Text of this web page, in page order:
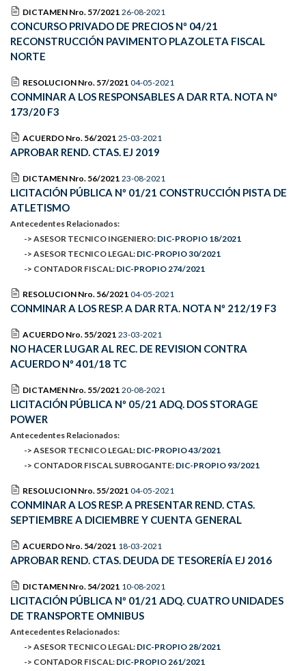
DICTAMEN Nro. 57/2021 26-08-2021
CONCURSO PRIVADO DE PRECIOS Nº 04/21
RECONSTRUCCIÓN PAVIMENTO PLAZOLETA FISCAL
NORTE
RESOLUCION Nro. 57/2021 04-05-2021
CONMINAR A LOS RESPONSABLES A DAR RTA. NOTA Nº
173/20 F3
ACUERDO Nro. 56/2021 25-03-2021
APROBAR REND. CTAS. EJ 2019
DICTAMEN Nro. 56/2021 23-08-2021
LICITACIÓN PÚBLICA Nº 01/21 CONSTRUCCIÓN PISTA DE
ATLETISMO
Antecedentes Relacionados:
-> ASESOR TECNICO INGENIERO: DIC-PROPIO 18/2021
-> ASESOR TECNICO LEGAL: DIC-PROPIO 30/2021
-> CONTADOR FISCAL: DIC-PROPIO 274/2021
RESOLUCION Nro. 56/2021 04-05-2021
CONMINAR A LOS RESP. A DAR RTA. NOTA Nº 212/19 F3
ACUERDO Nro. 55/2021 23-03-2021
NO HACER LUGAR AL REC. DE REVISION CONTRA
ACUERDO Nº 401/18 TC
DICTAMEN Nro. 55/2021 20-08-2021
LICITACIÓN PÚBLICA Nº 05/21 ADQ. DOS STORAGE
POWER
Antecedentes Relacionados:
-> ASESOR TECNICO LEGAL: DIC-PROPIO 43/2021
-> CONTADOR FISCAL SUBROGANTE: DIC-PROPIO 93/2021
RESOLUCION Nro. 55/2021 04-05-2021
CONMINAR A LOS RESP. A PRESENTAR REND. CTAS.
SEPTIEMBRE A DICIEMBRE Y CUENTA GENERAL
ACUERDO Nro. 54/2021 18-03-2021
APROBAR REND. CTAS. DEUDA DE TESORERÍA EJ 2016
DICTAMEN Nro. 54/2021 10-08-2021
LICITACIÓN PÚBLICA Nº 01/21 ADQ. CUATRO UNIDADES
DE TRANSPORTE OMNIBUS
Antecedentes Relacionados:
-> ASESOR TECNICO LEGAL: DIC-PROPIO 28/2021
-> CONTADOR FISCAL: DIC-PROPIO 261/2021